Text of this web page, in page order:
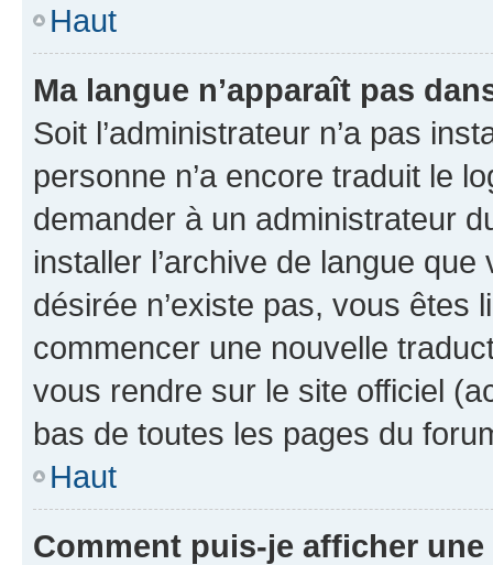
Haut
Ma langue n’apparaît pas
Soit l’administrateur n’a pas
personne n’a encore traduit le
demander à un administrateur
installer l’archive de langue
désirée n’existe pas, vous êtes
commencer une nouvelle
vous rendre sur le site officiel
bas de toutes les pages du
Haut
Comment puis-je afficher